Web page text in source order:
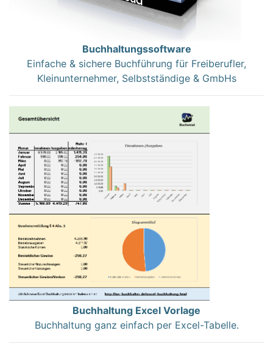
Buchhaltungssoftware
Einfache & sichere Buchführung für Freiberufler,
Kleinunternehmer, Selbstständige & GmbHs
Buchhaltung Excel Vorlage
Buchhaltung ganz einfach per Excel-Tabelle.